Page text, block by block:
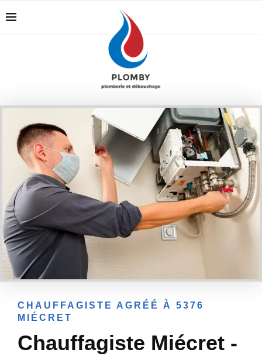
CHAUFFAGISTE AGRÉÉ À 5376
MIÉCRET
Chauffagiste Miécret -